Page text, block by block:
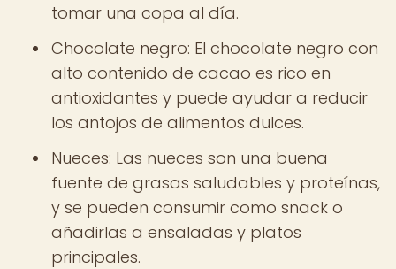
tomar una copa al día.
Chocolate negro: El chocolate negro con
alto contenido de cacao es rico en
antioxidantes y puede ayudar a reducir
los antojos de alimentos dulces.
Nueces: Las nueces son una buena
fuente de grasas saludables y proteínas,
y se pueden consumir como snack o
añadirlas a ensaladas y platos
principales.